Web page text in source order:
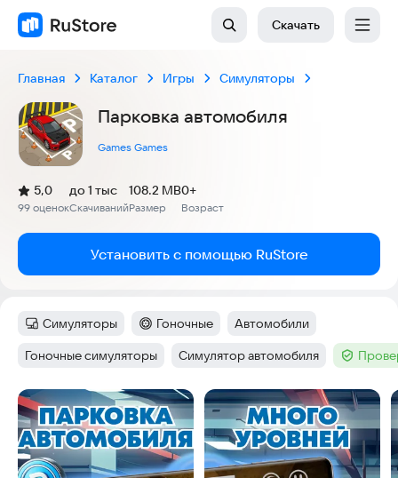
Скачать
Главная Каталог Игры Симуляторы
Парковка автомобиля
Games Games
Рейтинг:
5,0
(
99 оценок
)
Скачиваний
до 1 тыс
Размер
108.2 MB
Возраст
0+
Установить с помощью RuStore
Категория:
Симуляторы Категория:
Гоночные Тег:
Автомобили
Тег:
Гоночные симуляторы Тег:
Симулятор автомобиля Тег :
Скриншоты